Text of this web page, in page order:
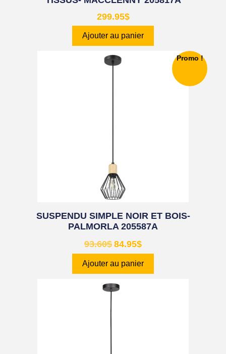
299.95$
Ajouter au panier
Promo !
SUSPENDU SIMPLE NOIR ET BOIS-
PALMORLA 205587A
93.60$ 84.95$
Ajouter au panier